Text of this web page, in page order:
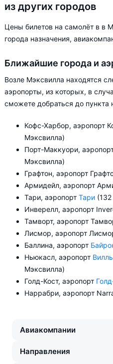
из других городов
Цены билетов на самолёт в в
города назначения,
Ближайшие города и
Возле Мэксвилла находятся
аэропорты, из которых, в
сможете добраться до пункта
Кофс-Харбор, аэропорт
Мэксвилла)
Порт-Маккуори,
Мэксвилла)
Графтон, аэропорт
Армидейл, аэропорт
Тари, аэропорт Тари
Инверелл, аэропорт
Тамворт, аэропорт
Лисмор, аэропорт
Баллина, аэропорт
Ньюкасл, аэропорт
Мэксвилла)
Голд-Кост, аэропорт
Наррабри, аэропорт
Авиакомпании
Направления